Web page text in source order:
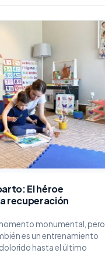
El héroe
recuperación
monumental, pero
es un entrenamiento
hasta el último